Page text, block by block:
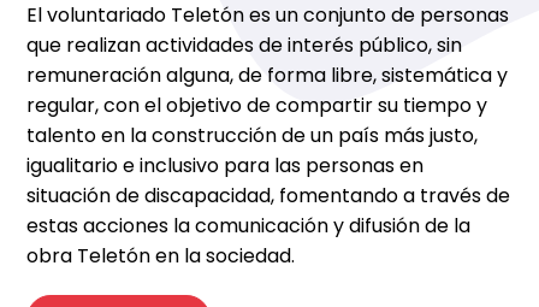
El voluntariado Teletón es un conjunto de personas
que realizan actividades de interés público, sin
remuneración alguna, de forma libre, sistemática y
regular, con el objetivo de compartir su tiempo y
talento en la construcción de un país más justo,
igualitario e inclusivo para las personas en
situación de discapacidad, fomentando a través de
estas acciones la comunicación y difusión de la
obra Teletón en la sociedad.